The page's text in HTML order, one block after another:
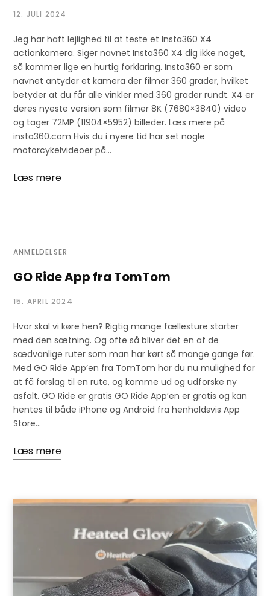
12. JULI 2024
Jeg har haft lejlighed til at teste et Insta360 X4
actionkamera. Siger navnet Insta360 X4 dig ikke noget,
så kommer lige en hurtig forklaring. Insta360 er som
navnet antyder et kamera der filmer 360 grader, hvilket
betyder at du får alle vinkler med 360 grader rundt. X4 er
deres nyeste version som filmer 8K (7680×3840) video
og tager 72MP (11904×5952) billeder. Læs mere på
insta360.com Hvis du i nyere tid har set nogle
motorcykelvideoer på…
Læs mere
ANMELDELSER
GO Ride App fra TomTom
15. APRIL 2024
Hvor skal vi køre hen? Rigtig mange fællesture starter
med den sætning. Og ofte så bliver det en af de
sædvanlige ruter som man har kørt så mange gange før.
Med GO Ride App’en fra TomTom har du nu mulighed for
at få forslag til en rute, og komme ud og udforske ny
asfalt. GO Ride er gratis GO Ride App’en er gratis og kan
hentes til både iPhone og Android fra henholdsvis App
Store…
Læs mere